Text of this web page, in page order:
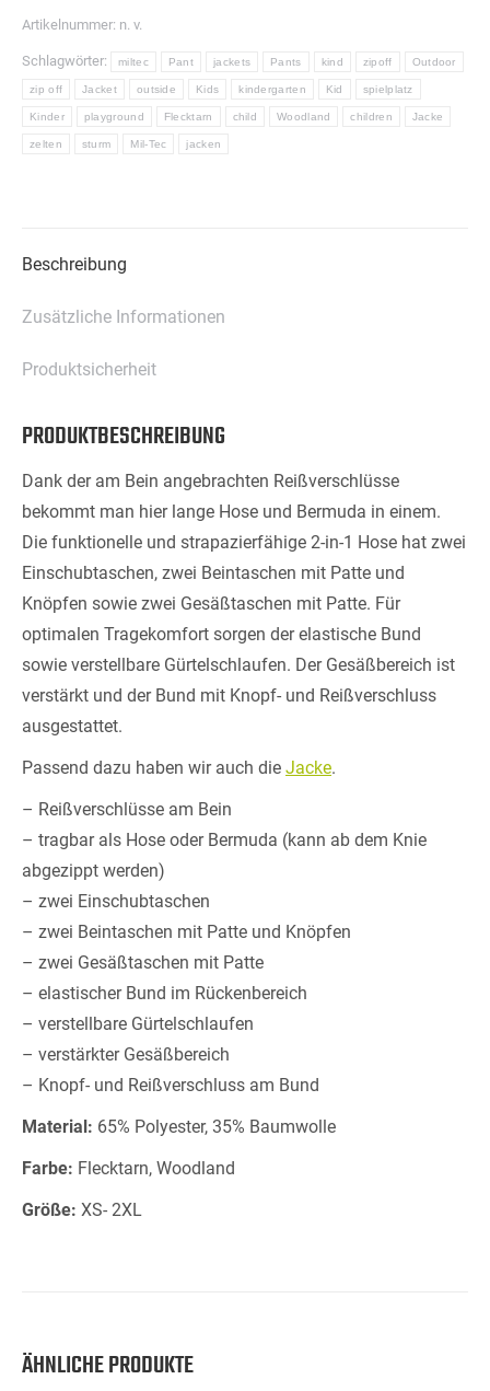
Menge
Artikelnummer: n. v.
Schlagwörter: miltec Pant jackets Pants kind zipoff Outdoor
zip off Jacket outside Kids kindergarten Kid spielplatz
Kinder playground Flecktarn child Woodland children Jacke
zelten sturm Mil-Tec jacken
Beschreibung
Zusätzliche Informationen
Produktsicherheit
PRODUKTBESCHREIBUNG
Dank der am Bein angebrachten Reißverschlüsse
bekommt man hier lange Hose und Bermuda in einem.
Die funktionelle und strapazierfähige 2-in-1 Hose hat zwei
Einschubtaschen, zwei Beintaschen mit Patte und
Knöpfen sowie zwei Gesäßtaschen mit Patte. Für
optimalen Tragekomfort sorgen der elastische Bund
sowie verstellbare Gürtelschlaufen. Der Gesäßbereich ist
verstärkt und der Bund mit Knopf- und Reißverschluss
ausgestattet.
Passend dazu haben wir auch die Jacke.
– Reißverschlüsse am Bein
– tragbar als Hose oder Bermuda (kann ab dem Knie
abgezippt werden)
– zwei Einschubtaschen
– zwei Beintaschen mit Patte und Knöpfen
– zwei Gesäßtaschen mit Patte
– elastischer Bund im Rückenbereich
– verstellbare Gürtelschlaufen
– verstärkter Gesäßbereich
– Knopf- und Reißverschluss am Bund
Material: 65% Polyester, 35% Baumwolle
Farbe: Flecktarn, Woodland
Größe: XS- 2XL
ÄHNLICHE PRODUKTE